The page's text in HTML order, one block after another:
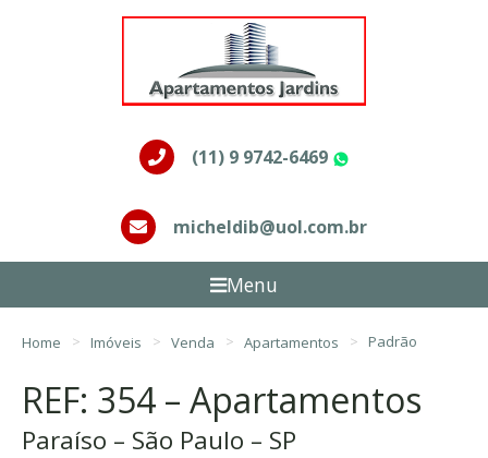
(11) 9 9742-6469
micheldib@uol.com.br
Menu
Home Imóveis Venda Apartamentos Padrão
REF: 354 – Apartamentos
Paraíso – São Paulo – SP